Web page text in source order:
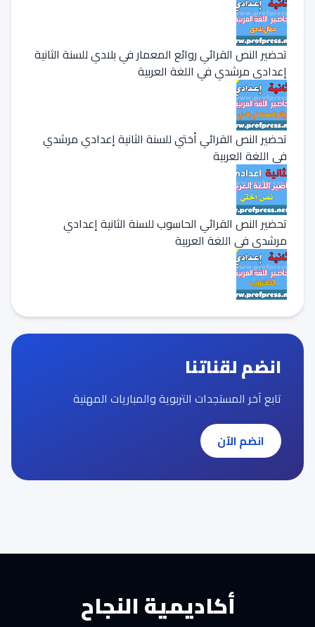
تحضير النص القرائي روائع المعمار في بلادي للسنة الثانية
إعدادي مرشدي في اللغة العربية
تحضير النص القرائي أختي للسنة الثانية إعدادي مرشدي
في اللغة العربية
تحضير النص القرائي الحاسوب للسنة الثانية إعدادي
مرشدي في اللغة العربية
انضم لقناتنا
تابع آخر المستجدات التربوية والمباريات المهنية
انضم الآن
أكاديمية النجاح